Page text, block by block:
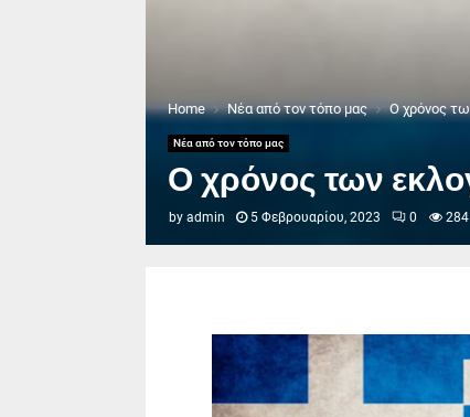
Home Νέα από τον τόπο μας Ο χρόνος
Νέα από τον τόπο μας
Ο χρόνος των
by admin 5 Φεβρουαρίου, 2023 0 284